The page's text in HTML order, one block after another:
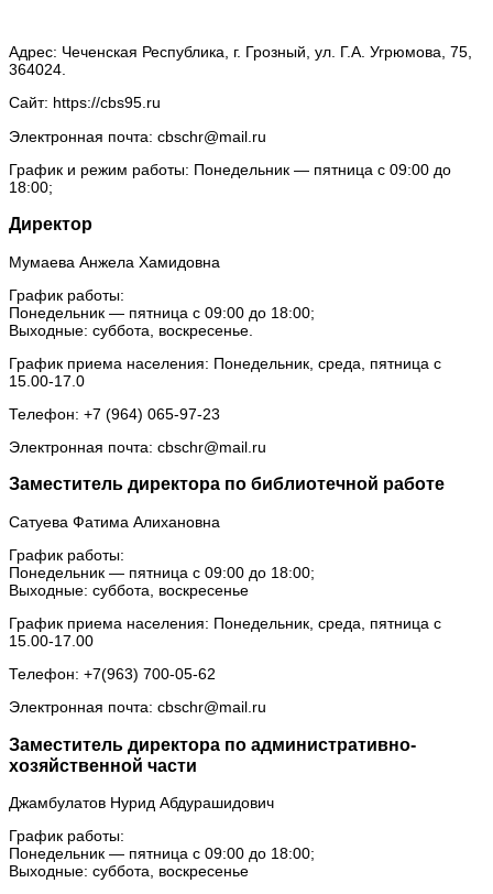
Адрес: Чеченская Республика, г. Грозный, ул. Г.А. Угрюмова, 75,
364024.
Сайт: https://cbs95.ru
Электронная почта: cbschr@mail.ru
График и режим работы: Понедельник — пятница с 09:00 до
18:00;
Директор
Мумаева Анжела Хамидовна
График работы:
Понедельник — пятница с 09:00 до 18:00;
Выходные: суббота, воскресенье.
График приема населения: Понедельник, среда, пятница с
15.00-17.0
Телефон: +7 (964) 065-97-23
Электронная почта: cbschr@mail.ru
Заместитель директора по библиотечной работе
Сатуева Фатима Алихановна
График работы:
Понедельник — пятница с 09:00 до 18:00;
Выходные: суббота, воскресенье
График приема населения: Понедельник, среда, пятница с
15.00-17.00
Телефон: +7(963) 700-05-62
Электронная почта: cbschr@mail.ru
Заместитель директора по административно-
хозяйственной части
Джамбулатов Нурид Абдурашидович
График работы:
Понедельник — пятница с 09:00 до 18:00;
Выходные: суббота, воскресенье